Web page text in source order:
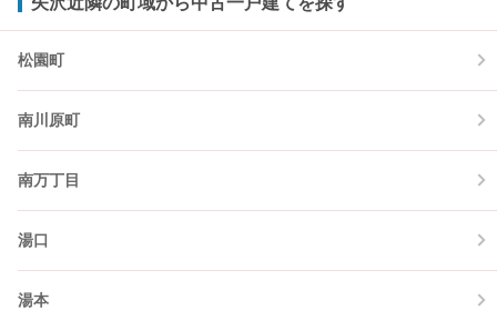
松園町
南川原町
南万丁目
湯口
湯本